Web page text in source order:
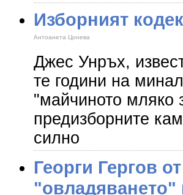
Изборният
Антоанета Цонева
Джес Унръх,
те години на
"майчиното мляко
предизборните
силно
Георги Гергов
"овладяването"